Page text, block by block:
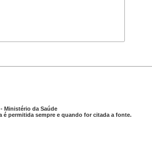
Ministério da Saúde
permitida sempre e quando for citada a fonte.